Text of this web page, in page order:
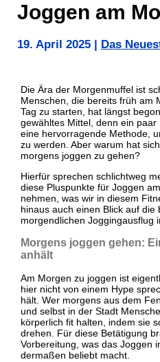
Joggen am
19. April 2025 Das
Die Ära der Morgenmuffel ist
Menschen, die bereits früh am
Tag zu starten, hat längst
gewähltes Mittel, denn ein
eine hervorragende Methode,
zu werden. Aber warum hat
morgens joggen zu gehen?
Hierfür sprechen schlichtweg
diese Pluspunkte für Joggen
nehmen, was wir in diesem
hinaus auch einen Blick auf die
morgendlichen Joggingausflug
Morgens joggen gehen:
anhält
Am Morgen zu joggen ist
hier nicht von einem Hype
hält. Wer morgens aus dem
und selbst in der Stadt
körperlich fit halten, indem sie
drehen. Für diese Betätigung
Vorbereitung, was das Joggen
dermaßen beliebt macht.